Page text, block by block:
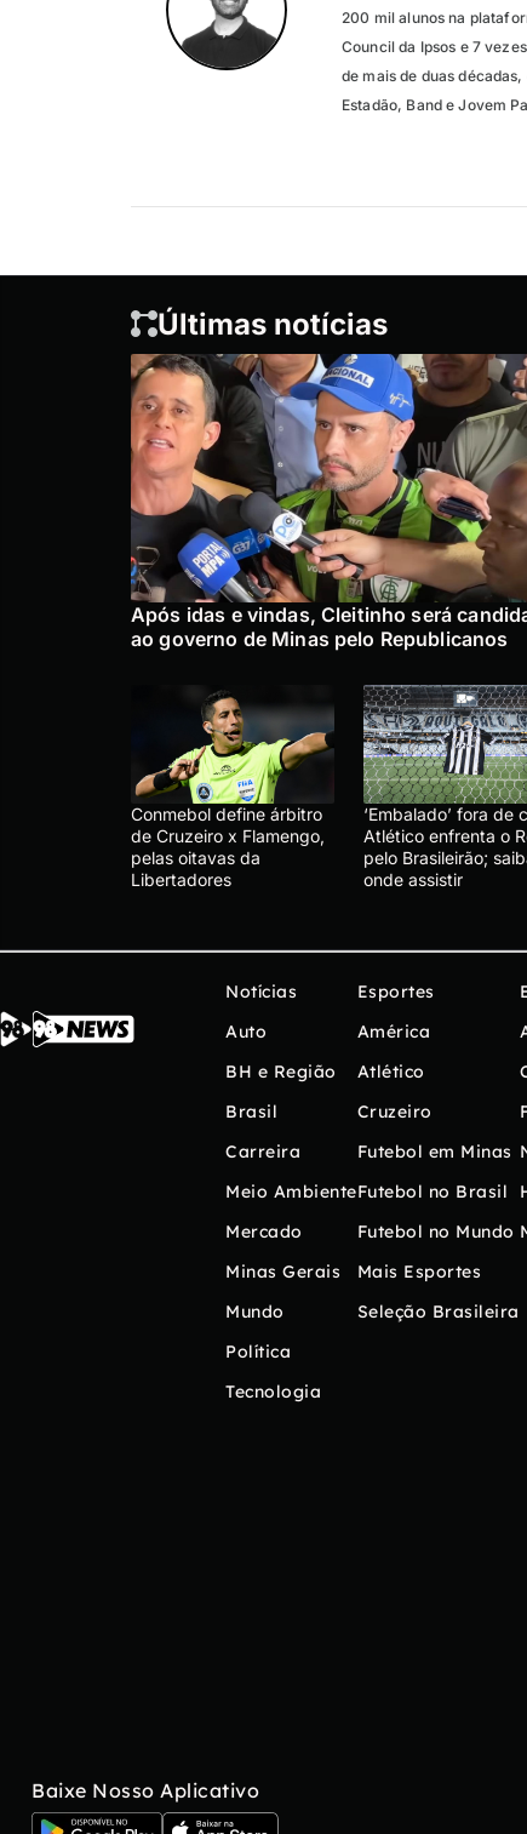
200 mil alunos na
Council da Ipsos e 7
de mais de duas
Estadão, Band e Jovem
Últimas notícias
Após idas e vindas, Cleitinho será
ao governo de Minas pelo Republicanos
Conmebol define árbitro
de Cruzeiro x Flamengo,
pelas oitavas da
Libertadores
‘Embalado’ fora de
Atlético enfrenta o
pelo Brasileirão;
onde assistir
Notícias
Auto
BH e Região
Brasil
Carreira
Meio Ambiente
Mercado
Minas Gerais
Mundo
Política
Tecnologia
Esportes
América
Atlético
Cruzeiro
Futebol em Minas
Futebol no Brasil
Futebol no Mundo
Mais Esportes
Seleção Brasileira
Baixe Nosso Aplicativo